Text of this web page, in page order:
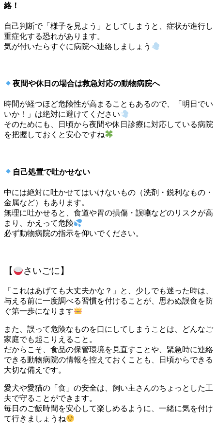
絡！
自己判断で「様子を見よう」としてしまうと、症状が進行し
重症化する恐れがあります。
気が付いたらすぐに病院へ連絡しましょう
夜間や休日の場合は救急対応の動物病院へ
時間が経つほど危険性が高まることもあるので、「明日でい
いか！」は絶対に避けてください
そのためにも、日頃から夜間や休日診療に対応している病院
を把握しておくと安心ですね
自己処置で吐かせない
中には絶対に吐かせてはいけないもの（洗剤・鋭利なもの・
金属など）もあります。
無理に吐かせると、食道や胃の損傷・誤嚥などのリスクが高
まり、かえって危険
必ず動物病院の指示を仰いでください。
【 さいごに】
「これはあげても大丈夫かな？」と、少しでも迷った時は、
与える前に一度調べる習慣を付けることが、思わぬ誤食を防
ぐ第一歩になります
また、誤って危険なものを口にしてしまうことは、どんなご
家庭でも起こりえること。
だからこそ、食品の保管環境を見直すことや、緊急時に連絡
できる動物病院の情報を控えておくことも、日頃からできる
大切な備えです。
愛犬や愛猫の「食」の安全は、飼い主さんのちょっとした工
夫で守ることができます。
毎日のご飯時間を安心して楽しめるように、一緒に気を付け
て行きましょうね